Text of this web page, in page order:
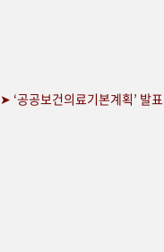
➤ ‘공공보건의료기본계획’ 발표